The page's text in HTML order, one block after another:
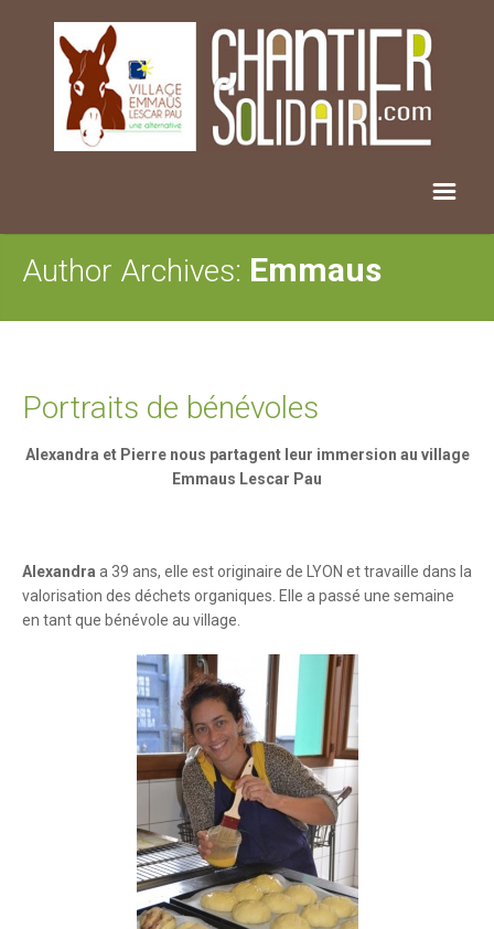
Author Archives: Emmaus
Portraits de bénévoles
Alexandra et Pierre nous partagent leur immersion au village
Emmaus Lescar Pau
Alexandra a 39 ans, elle est originaire de LYON et travaille dans la
valorisation des déchets organiques. Elle a passé une semaine
en tant que bénévole au village.